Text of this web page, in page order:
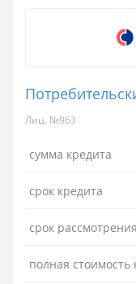
Лиц. №963
сумма кредита
срок кредита
срок рассмотрения
полная стоимость